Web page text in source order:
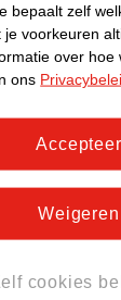
snel en
gecertificeerd
bepaalt zelf
je voorkeuren
over hoe
ons
cookies
Weigeren
Accepteer